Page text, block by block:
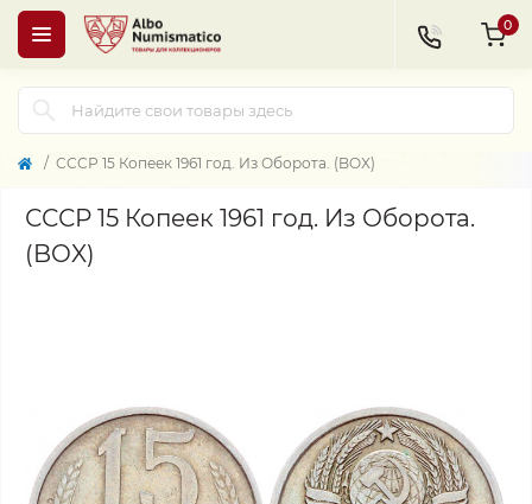
0
СССР 15 Копеек 1961 год. Из Оборота. (BOX)
СССР 15 Копеек 1961 год. Из Оборота.
(BOX)